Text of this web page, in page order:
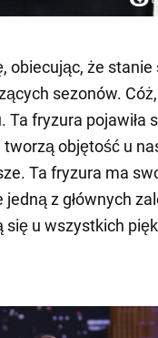
obiecując, że
sezonów.
fryzura pojawiła
objętość u
Ta fryzura ma
z głównych
u wszystkich